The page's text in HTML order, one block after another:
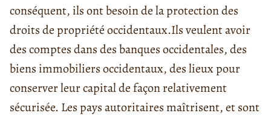
conséquent, ils ont besoin de la protection des
droits de propriété occidentaux.Ils veulent avoir
des comptes dans des banques occidentales, des
biens immobiliers occidentaux, des lieux pour
conserver leur capital de façon relativement
sécurisée. Les pays autoritaires maîtrisent, et sont